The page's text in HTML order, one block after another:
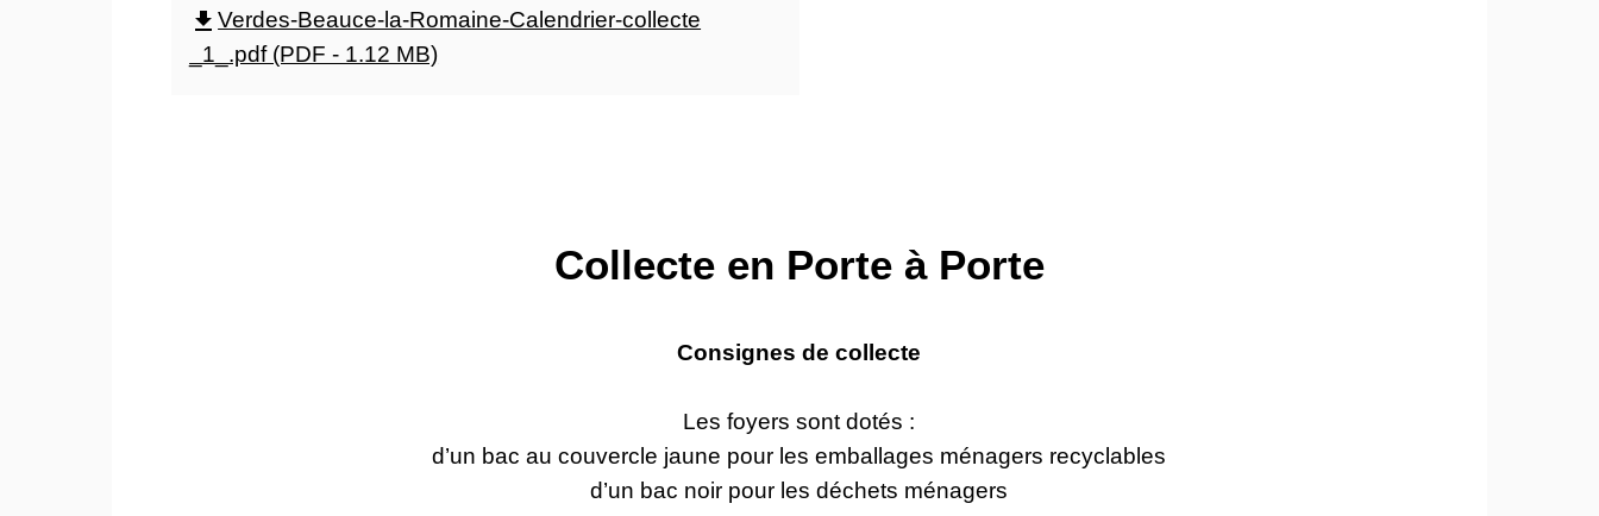
file_downloadVerdes-Beauce-la-Romaine-Calendrier-collecte
_1_.pdf (PDF - 1.12 MB)
Collecte en Porte à Porte
Consignes de collecte
Les foyers sont dotés :
d’un bac au couvercle jaune pour les emballages ménagers recyclables
d’un bac noir pour les déchets ménagers